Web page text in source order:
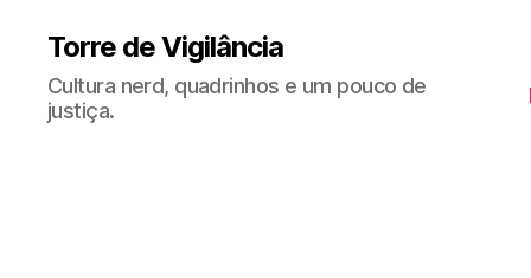
Torre de Vigilância
Cultura nerd, quadrinhos e um pouco de
justiça.